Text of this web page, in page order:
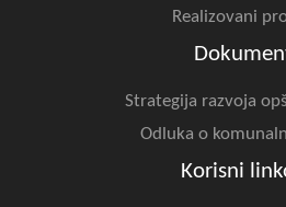
Realizovani
Strategija razvoja
Odluka o
Korisni